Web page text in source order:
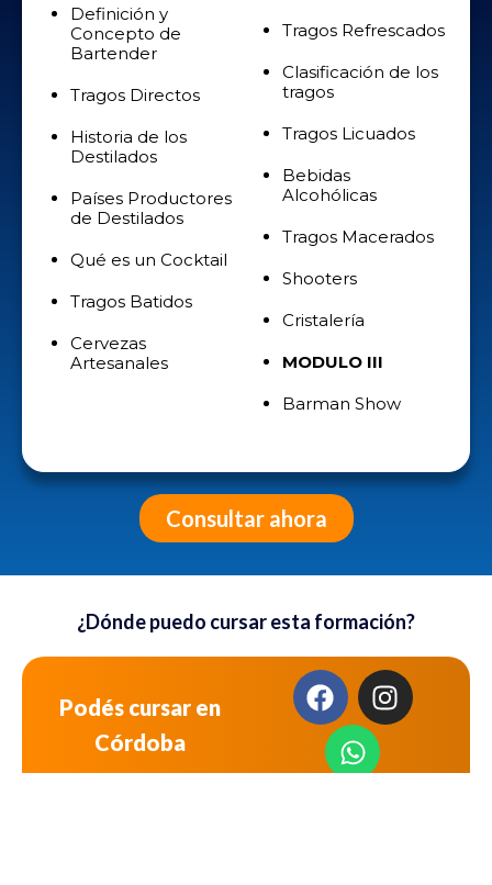
Definición y
Concepto de
Bartender
Tragos Directos
Historia de los
Destilados
Países Productores
de Destilados
Qué es un Cocktail
Tragos Batidos
Cervezas
Artesanales
Tragos Refrescados
Clasificación de los
tragos
Tragos Licuados
Bebidas
Alcohólicas
Tragos Macerados
Shooters
Cristalería
MODULO III
Barman Show
Consultar ahora
¿Dónde puedo cursar esta formación?
Podés cursar en
Córdoba